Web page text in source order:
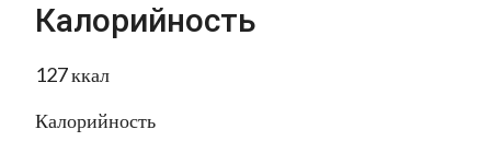
Калорийность
127 ккал
Калорийность